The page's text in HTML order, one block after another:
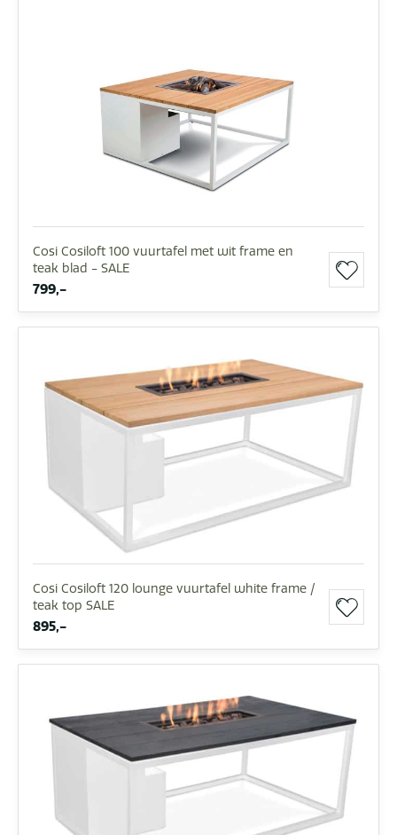
Cosi Cosiloft 100 vuurtafel met wit frame en
teak blad - SALE
799,-
Cosi Cosiloft 120 lounge vuurtafel white frame /
teak top SALE
895,-